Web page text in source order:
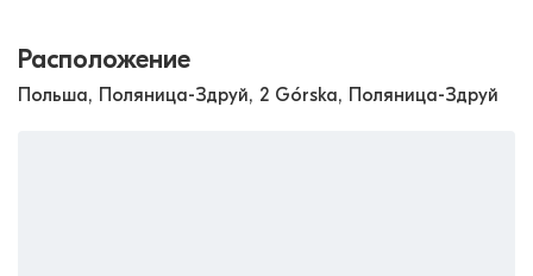
Расположение
Польша, Поляница-Здруй, 2 Górska, Поляница-Здруй